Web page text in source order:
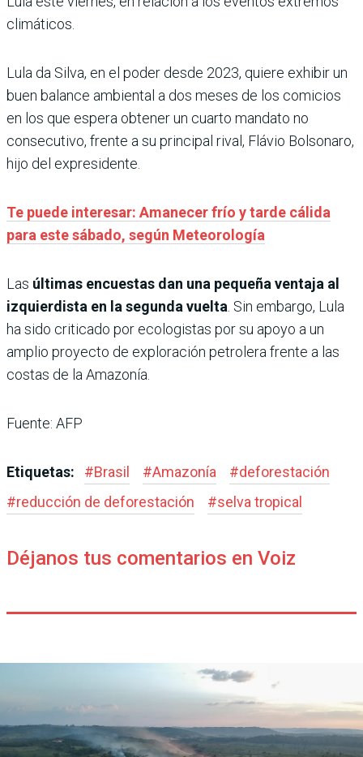
climáticos.
Lula da Silva, en el poder desde 2023, quiere exhibir un
buen balance ambiental a dos meses de los comicios
en los que espera obtener un cuarto mandato no
consecutivo, frente a su principal rival, Flávio Bolsonaro,
hijo del expresidente.
Te puede interesar: Amanecer frío y tarde cálida
para este sábado, según Meteorología
Las últimas encuestas dan una pequeña ventaja al
izquierdista en la segunda vuelta. Sin embargo, Lula
ha sido criticado por ecologistas por su apoyo a un
amplio proyecto de exploración petrolera frente a las
costas de la Amazonía.
Fuente: AFP
Etiquetas: #Brasil #Amazonía #deforestación
#reducción de deforestación #selva tropical
Déjanos tus comentarios en Voiz